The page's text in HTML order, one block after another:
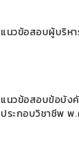
แนวข้อสอบผู้บริห
แนวข้อสอบข้อบัง
ประกอบวิชาชีพ พ